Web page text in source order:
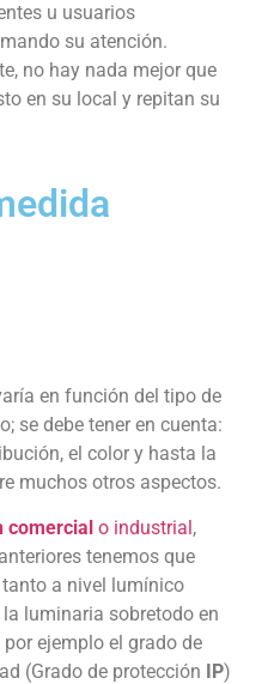
u usuarios
su atención.
no hay nada mejor que
en su local y repitan su
en función del tipo de
se debe tener en cuenta:
el color y hasta la
muchos otros aspectos.
comercial o industrial,
tenemos que
a nivel lumínico
luminaria sobretodo en
ejemplo el grado de
(Grado de protección IP)